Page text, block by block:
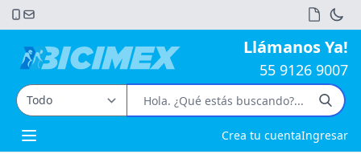
Llámanos Ya!
55 9126 9007
Open main menu Crea tu cuentaIngresar